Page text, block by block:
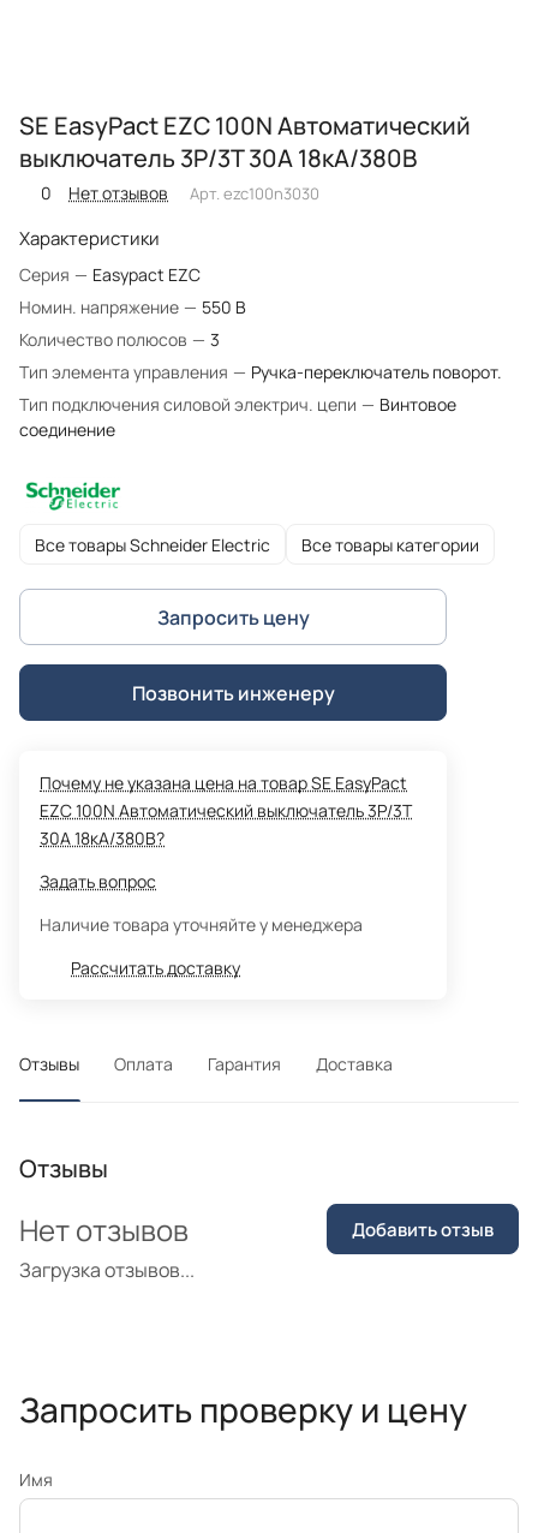
SE EasyPact EZC 100N Автоматический
выключатель 3P/3T 30А 18кA/380В
0 Нет отзывов Арт. ezc100n3030
Характеристики
Серия — Easypact EZC
Номин. напряжение — 550 В
Количество полюсов — 3
Тип элемента управления — Ручка-переключатель поворот.
Тип подключения силовой электрич. цепи — Винтовое
соединение
Все товары Schneider Electric Все товары категории
Запросить цену
Позвонить инженеру
Почему не указана цена на товар SE EasyPact
EZC 100N Автоматический выключатель 3P/3T
30А 18кA/380В?
Задать вопрос
Наличие товара уточняйте у менеджера
Рассчитать доставку
Отзывы Оплата Гарантия Доставка
Отзывы
Загрузка отзывов...
Нет отзывов Добавить отзыв
Запросить проверку и цену
Имя